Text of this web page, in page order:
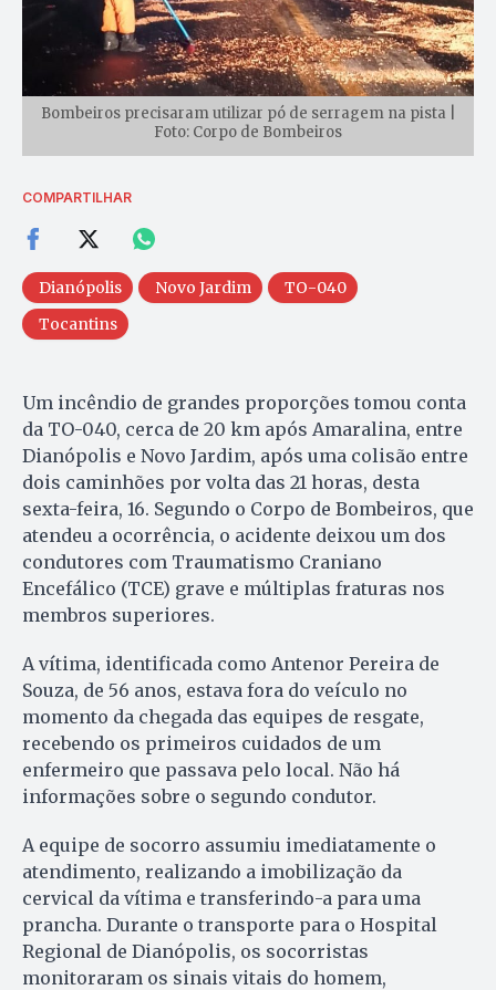
Bombeiros precisaram utilizar pó de serragem na pista |
Foto: Corpo de Bombeiros
COMPARTILHAR
Dianópolis Novo Jardim
TO-040
Tocantins
Um incêndio de grandes proporções tomou conta
da TO-040, cerca de 20 km após Amaralina, entre
Dianópolis e Novo Jardim, após uma colisão entre
dois caminhões por volta das 21 horas, desta
sexta-feira, 16. Segundo o Corpo de Bombeiros, que
atendeu a ocorrência, o acidente deixou um dos
condutores com Traumatismo Craniano
Encefálico (TCE) grave e múltiplas fraturas nos
membros superiores.
A vítima, identificada como Antenor Pereira de
Souza, de 56 anos, estava fora do veículo no
momento da chegada das equipes de resgate,
recebendo os primeiros cuidados de um
enfermeiro que passava pelo local. Não há
informações sobre o segundo condutor.
A equipe de socorro assumiu imediatamente o
atendimento, realizando a imobilização da
cervical da vítima e transferindo-a para uma
prancha. Durante o transporte para o Hospital
Regional de Dianópolis, os socorristas
monitoraram os sinais vitais do homem,